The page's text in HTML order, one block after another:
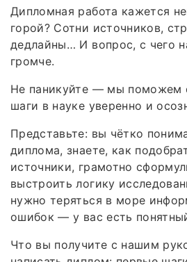
Дипломная работа кажется
горой? Сотни источников,
дедлайны… И вопрос, с чего
громче.
Не паникуйте — мы поможем
шаги в науке уверенно и
Представьте: вы чётко
диплома, знаете, как
источники, грамотно
выстроить логику
нужно теряться в море
ошибок — у вас есть
Что вы получите с нашим